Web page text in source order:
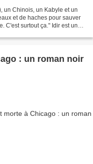
un Chinois, un Kabyle et un
et de haches pour sauver
C'est surtout ça." Idir est un
: un roman noir